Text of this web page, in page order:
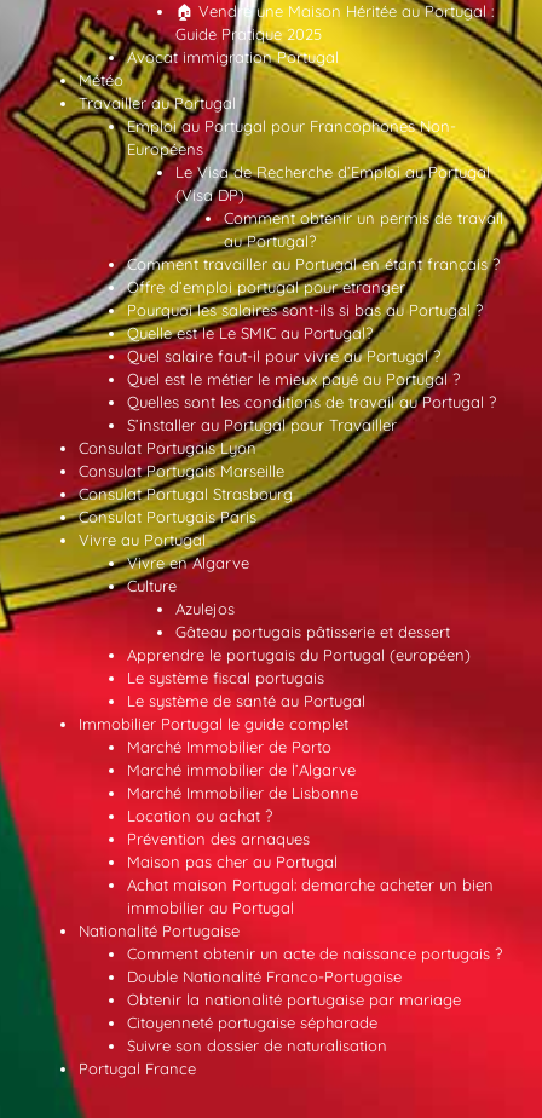
🏠 Vendre une Maison Héritée au Portugal :
Guide Pratique 2025
Avocat immigration Portugal
Météo
Travailler au Portugal
Emploi au Portugal pour Francophones Non-
Européens
Le Visa de Recherche d’Emploi au Portugal
(Visa DP)
Comment obtenir un permis de travail
au Portugal?
Comment travailler au Portugal en étant français ?
Offre d’emploi portugal pour etranger
Pourquoi les salaires sont-ils si bas au Portugal ?
Quelle est le Le SMIC au Portugal?
Quel salaire faut-il pour vivre au Portugal ?
Quel est le métier le mieux payé au Portugal ?
Quelles sont les conditions de travail au Portugal ?
S’installer au Portugal pour Travailler
Consulat Portugais Lyon
Consulat Portugais Marseille
Consulat Portugal Strasbourg
Consulat Portugais Paris
Vivre au Portugal
Vivre en Algarve
Culture
Azulejos
Gâteau portugais pâtisserie et dessert
Apprendre le portugais du Portugal (européen)
Le système fiscal portugais
Le système de santé au Portugal
Immobilier Portugal le guide complet
Marché Immobilier de Porto
Marché immobilier de l’Algarve
Marché Immobilier de Lisbonne
Location ou achat ?
Prévention des arnaques
Maison pas cher au Portugal
Achat maison Portugal: demarche acheter un bien
immobilier au Portugal
Nationalité Portugaise
Comment obtenir un acte de naissance portugais ?
Double Nationalité Franco-Portugaise
Obtenir la nationalité portugaise par mariage
Citoyenneté portugaise sépharade
Suivre son dossier de naturalisation
Portugal France